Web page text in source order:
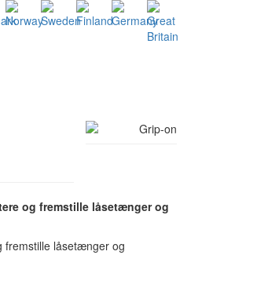
og fremstille låsetænger og
fremstille låsetænger og